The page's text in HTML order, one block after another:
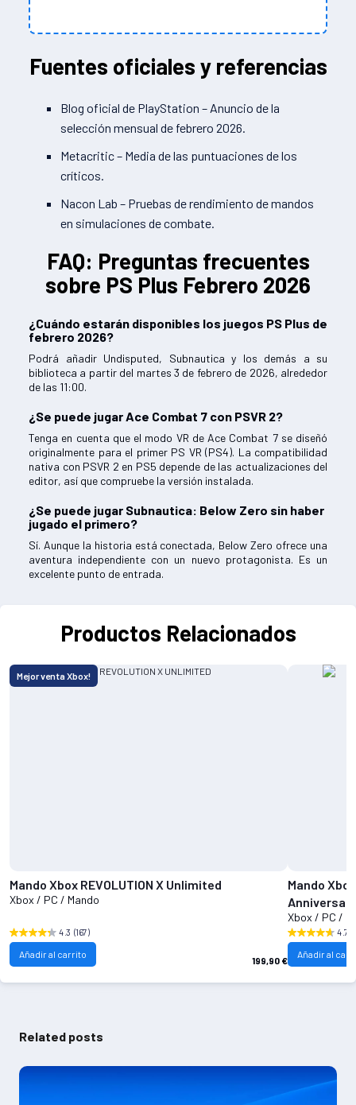
Fuentes oficiales y referencias
Blog oficial de PlayStation – Anuncio de la
selección mensual de febrero 2026.
Metacritic – Media de las puntuaciones de los
críticos.
Nacon Lab – Pruebas de rendimiento de mandos
en simulaciones de combate.
FAQ: Preguntas frecuentes
sobre PS Plus Febrero 2026
¿Cuándo estarán disponibles los juegos PS Plus de
febrero 2026?
Podrá añadir Undisputed, Subnautica y los demás a su
biblioteca a partir del martes 3 de febrero de 2026, alrededor
de las 11:00.
¿Se puede jugar Ace Combat 7 con PSVR 2?
Tenga en cuenta que el modo VR de Ace Combat 7 se diseñó
originalmente para el primer PS VR (PS4). La compatibilidad
nativa con PSVR 2 en PS5 depende de las actualizaciones del
editor, así que compruebe la versión instalada.
¿Se puede jugar Subnautica: Below Zero sin haber
jugado el primero?
Sí. Aunque la historia está conectada, Below Zero ofrece una
aventura independiente con un nuevo protagonista. Es un
excelente punto de entrada.
Productos Relacionados
Mejor venta Xbox!
Mando Xbox REVOLUTION X Unlimited
Xbox / PC / Mando
4.3 (167)
199,90 €
Añadir al carrito
Mando
Xbox / PC /
4.7
Añadir al
Related posts